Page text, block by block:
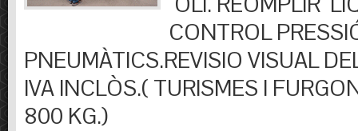
CONTROL
PNEUMÀTICS.REVISIO VISUAL
IVA INCLÒS.( TURISMES I
800 KG.)